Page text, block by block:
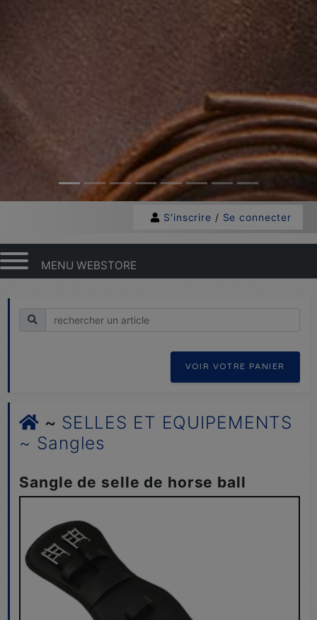
S'inscrire / Se connecter
MENU WEBSTORE
Recherche
VOIR VOTRE PANIER
~ SELLES ET EQUIPEMENTS
~ Sangles
Sangle de selle de horse ball